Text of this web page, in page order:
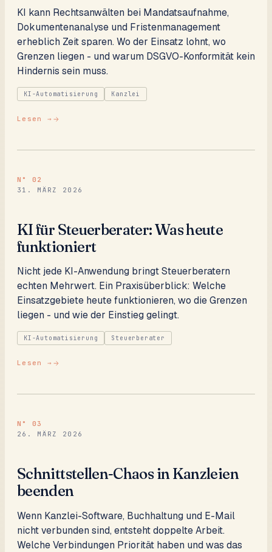
KI kann Rechtsanwälten bei Mandatsaufnahme,
Dokumentenanalyse und Fristenmanagement
erheblich Zeit sparen. Wo der Einsatz lohnt, wo
Grenzen liegen - und warum DSGVO-Konformität kein
Hindernis sein muss.
KI-Automatisierung Kanzlei
Lesen →
N° 02
31. MÄRZ 2026
KI für Steuerberater: Was heute
funktioniert
Nicht jede KI-Anwendung bringt Steuerberatern
echten Mehrwert. Ein Praxisüberblick: Welche
Einsatzgebiete heute funktionieren, wo die Grenzen
liegen - und wie der Einstieg gelingt.
KI-Automatisierung Steuerberater
Lesen →
N° 03
26. MÄRZ 2026
Schnittstellen-Chaos in Kanzleien
beenden
Wenn Kanzlei-Software, Buchhaltung und E-Mail
nicht verbunden sind, entsteht doppelte Arbeit.
Welche Verbindungen Priorität haben und was das